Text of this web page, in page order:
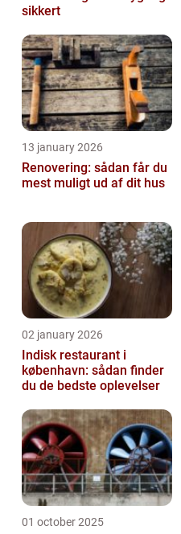
sikkert
13 january 2026
Renovering: sådan får du
mest muligt ud af dit hus
02 january 2026
Indisk restaurant i
københavn: sådan finder
du de bedste oplevelser
01 october 2025